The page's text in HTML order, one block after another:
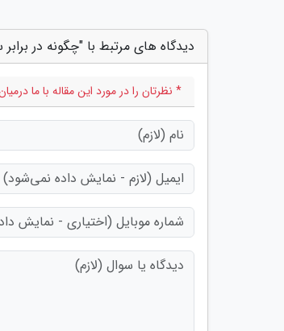
دیدگاه های مرتبط با "چگونه در
* نظرتان را در مورد این مقاله با ما